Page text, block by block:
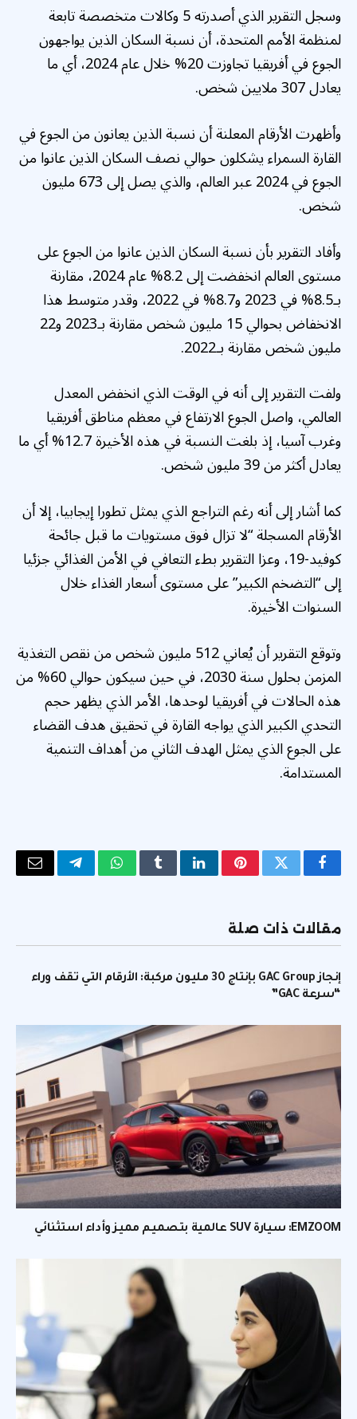
وسجل التقرير الذي أصدرته 5 وكالات متخصصة تابعة
لمنظمة الأمم المتحدة، أن نسبة السكان الذين يواجهون
الجوع في أفريقيا تجاوزت 20% خلال عام 2024، أي ما
يعادل 307 ملايين شخص.
وأظهرت الأرقام المعلنة أن نسبة الذين يعانون من الجوع في
القارة السمراء يشكلون حوالي نصف السكان الذين عانوا من
الجوع في 2024 عبر العالم، والذي يصل إلى 673 مليون
شخص.
وأفاد التقرير بأن نسبة السكان الذين عانوا من الجوع على
مستوى العالم انخفضت إلى 8.2% عام 2024، مقارنة
بـ8.5% في 2023 و8.7% في 2022، وقدر متوسط هذا
الانخفاض بحوالي 15 مليون شخص مقارنة بـ2023 و22
مليون شخص مقارنة بـ2022.
ولفت التقرير إلى أنه في الوقت الذي انخفض المعدل
العالمي، واصل الجوع الارتفاع في معظم مناطق أفريقيا
وغرب آسيا، إذ بلغت النسبة في هذه الأخيرة 12.7% أي ما
يعادل أكثر من 39 مليون شخص.
كما أشار إلى أنه رغم التراجع الذي يمثل تطورا إيجابيا، إلا أن
الأرقام المسجلة “لا تزال فوق مستويات ما قبل جائحة
كوفيد-19، وعزا التقرير بطء التعافي في الأمن الغذائي جزئيا
إلى “التضخم الكبير” على مستوى أسعار الغذاء خلال
السنوات الأخيرة.
وتوقع التقرير أن يُعاني 512 مليون شخص من نقص التغذية
المزمن بحلول سنة 2030، في حين سيكون حوالي 60% من
هذه الحالات في أفريقيا لوحدها، الأمر الذي يظهر حجم
التحدي الكبير الذي يواجه القارة في تحقيق هدف القضاء
على الجوع الذي يمثل الهدف الثاني من أهداف التنمية
المستدامة.
فيسبوكتويتر بينتيريستلينكدإنTumblrواتسابتيلقرامالبريد
مقالات ذات صلة
إنجاز GAC Group بإنتاج 30 مليون مركبة: الأرقام التي تقف وراء
“سرعة GAC”
EMZOOM: سيارة SUV عالمية بتصميم مميز وأداء استثنائي